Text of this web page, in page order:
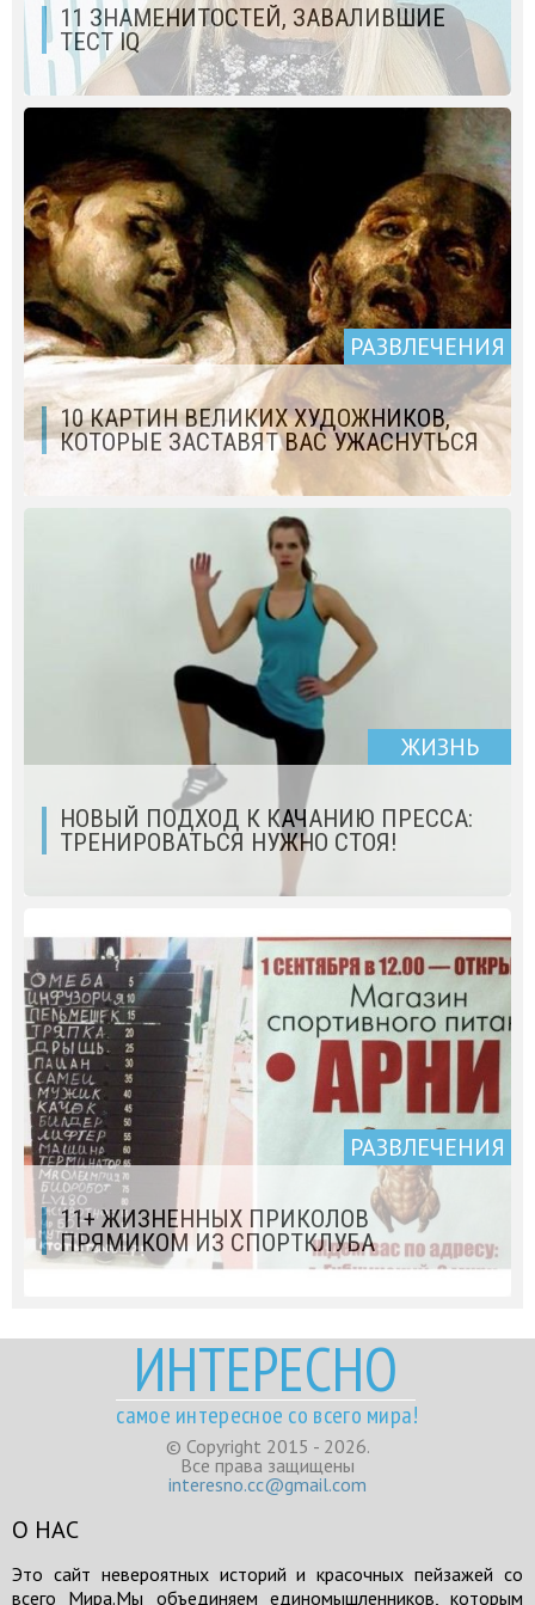
11 ЗНАМЕНИТОСТЕЙ, ЗАВАЛИВШИЕ
ТЕСТ IQ
РАЗВЛЕЧЕНИЯ
10 КАРТИН ВЕЛИКИХ ХУДОЖНИКОВ,
КОТОРЫЕ ЗАСТАВЯТ ВАС УЖАСНУТЬСЯ
ЖИЗНЬ
НОВЫЙ ПОДХОД К КАЧАНИЮ ПРЕССА:
ТРЕНИРОВАТЬСЯ НУЖНО СТОЯ!
РАЗВЛЕЧЕНИЯ
11+ ЖИЗНЕННЫХ ПРИКОЛОВ
ПРЯМИКОМ ИЗ СПОРТКЛУБА
ИНТЕРЕСНО
самое интересное со всего мира!
© Copyright 2015 - 2026.
Все права защищены
interesno.cc@gmail.com
О НАС
Это сайт невероятных историй и красочных пейзажей со
всего Мира.Мы объединяем единомышленников, которым